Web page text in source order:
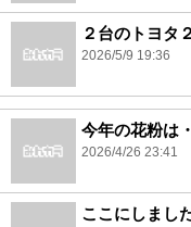
２台のトヨタ
2026/5/9 19:36
今年の花粉は
2026/4/26 23:41
ここにしまし